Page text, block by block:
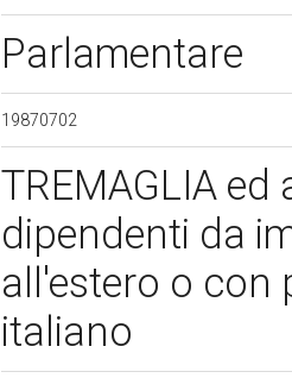
Parlamentare
19870702
TREMAGLIA
dipendenti da
all'estero o con
italiano